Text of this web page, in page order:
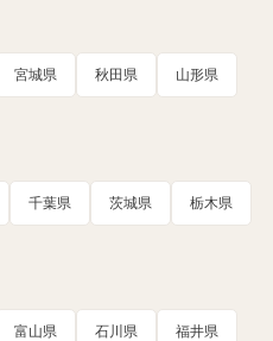
宮城県 秋田県 山形県
千葉県 茨城県 栃木県
富山県 石川県 福井県